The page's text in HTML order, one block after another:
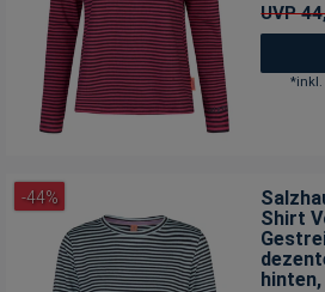
UVP
*inkl.
-44%
Shirt
hinten